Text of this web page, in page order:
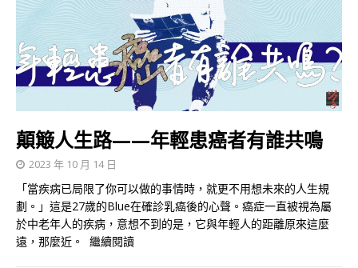
顛簸人生路——年輕患癌者有誰共鳴
2023 年 10 月 14 日
「當疾病已局限了你可以做的事情時，就更不用想未來的人生規
劃。」這是27歲的Blue在確診乳癌後的心聲。癌症一直被視為屬
於中老年人的疾病，意想不到的是，它與年輕人的距離原來這麼
遠，那麼近。 繼續閱讀